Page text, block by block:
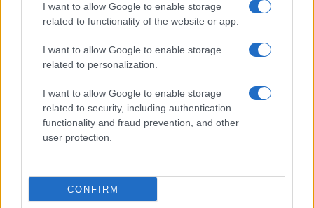
I want to allow Google to enable storage
related to functionality of the website or app.
I want to allow Google to enable storage
related to personalization.
I want to allow Google to enable storage
related to security, including authentication
functionality and fraud prevention, and other
user protection.
CONFIRM
Dove si terrà Vogue World nel 2027: la scelta di San
LIFESTYLE